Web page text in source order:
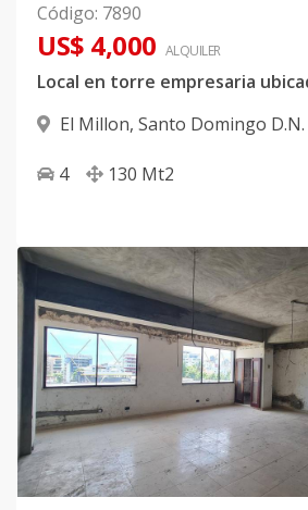
Código: 7890
US$ 4,000 ALQUILER
Local en torre empresaria
El Millon, Santo Domingo D.N.
4 130 Mt2